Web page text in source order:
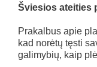
Šviesios ateities
Prakalbus apie
kad norėtų tęsti
galimybių, kaip